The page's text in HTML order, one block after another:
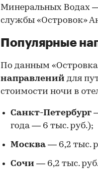
Минеральных Водах —
службы «Островок»
Популярные
По данным
направлений для
стоимости ночи в
Санкт-Петербург
года — 6 тыс. руб.);
Москва — 6,2 тыс.
Сочи — 6,2 тыс. руб.